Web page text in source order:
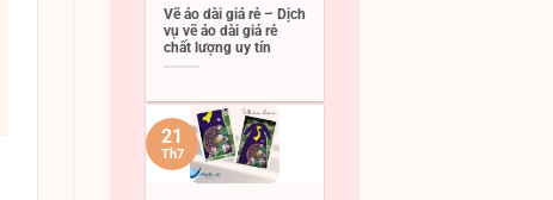
Vẽ áo dài giá rẻ – Dịch
vụ vẽ áo dài giá rẻ
chất lượng uy tín
21
Th7